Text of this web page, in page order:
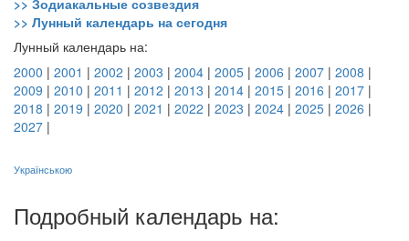
>> Зодиакальные созвездия
>> Лунный календарь на сегодня
Лунный календарь на:
2000 | 2001 | 2002 | 2003 | 2004 | 2005 | 2006 | 2007 | 2008 |
2009 | 2010 | 2011 | 2012 | 2013 | 2014 | 2015 | 2016 | 2017 |
2018 | 2019 | 2020 | 2021 | 2022 | 2023 | 2024 | 2025 | 2026 |
2027 |
Українською
Подробный календарь на: